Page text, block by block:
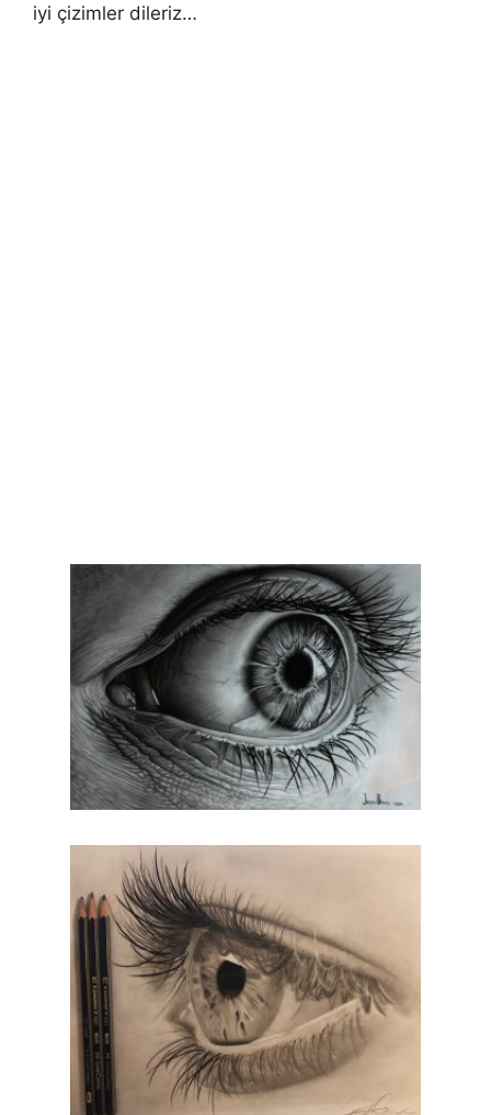
iyi çizimler dileriz…